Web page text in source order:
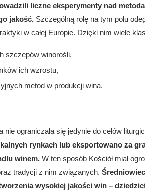
liczne eksperymenty nad
jakość. Szczególną rolę na tym polu
w całej Europie. Dzięki nim wiele
szczepów winorośli,
ich wzrostu,
metod w produkcji wina.
nie ograniczała się jedynie do celów
rynkach lub eksportowano za
winem. W ten sposób Kościół miał
tradycji z nim związanych.
wysokiej jakości win –